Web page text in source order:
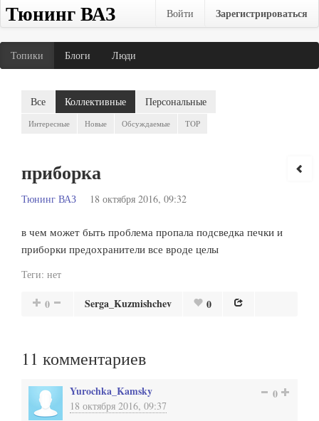
Тюнинг ВАЗ Войти Зарегистрироваться
Топики Блоги Люди
Все Коллективные Персональные
Интересные Новые Обсуждаемые TOP
приборка
Тюнинг ВАЗ 18 октября 2016, 09:32
в чем может быть проблема пропала подсведка печки и
приборки предохранители все вроде целы
Теги: нет
0 Serga_Kuzmishchev 0
11 комментариев
Yurochka_Kamsky
18 октября 2016, 09:37
0